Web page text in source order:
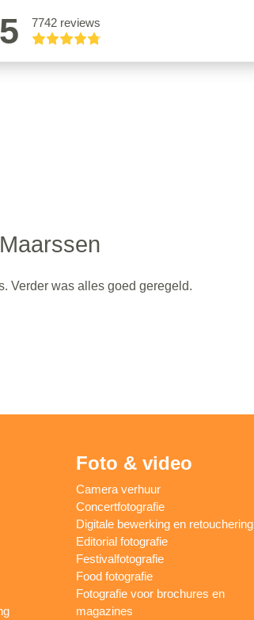
7742 reviews
Verder was alles goed geregeld.
Foto & video
Camera verhuur
Concertfotografie
Digitale bewerking en retouchering
Editorial fotografie
Festivalfotografie
Food fotografie
Fotografie voor brochures en
magazines